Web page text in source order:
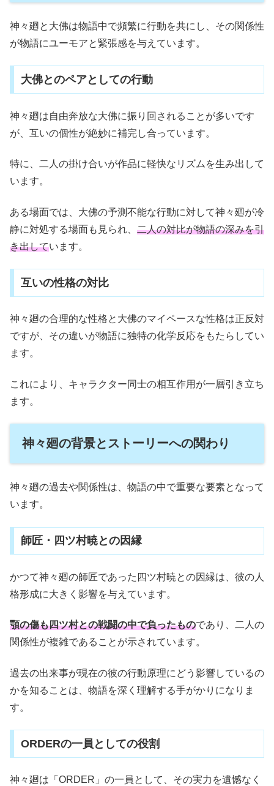
神々廻と大佛は物語中で頻繁に行動を共にし、その関係性
が物語にユーモアと緊張感を与えています。
大佛とのペアとしての行動
神々廻は自由奔放な大佛に振り回されることが多いです
が、互いの個性が絶妙に補完し合っています。
特に、二人の掛け合いが作品に軽快なリズムを生み出して
います。
ある場面では、大佛の予測不能な行動に対して神々廻が冷
静に対処する場面も見られ、 二人の対比が物語の深みを引
き出しています。
互いの性格の対比
神々廻の合理的な性格と大佛のマイペースな性格は正反対
ですが、その違いが物語に独特の化学反応をもたらしてい
ます。
これにより、キャラクター同士の相互作用が一層引き立ち
ます。
神々廻の背景とストーリーへの関わり
神々廻の過去や関係性は、物語の中で重要な要素となって
います。
師匠・四ツ村暁との因縁
かつて神々廻の師匠であった四ツ村暁との因縁は、彼の人
格形成に大きく影響を与えています。
顎の傷も四ツ村との戦闘の中で負ったものであり、二人の
関係性が複雑であることが示されています。
過去の出来事が現在の彼の行動原理にどう影響しているの
かを知ることは、物語を深く理解する手がかりになりま
す。
ORDERの一員としての役割
神々廻は「ORDER」の一員として、その実力を遺憾なく